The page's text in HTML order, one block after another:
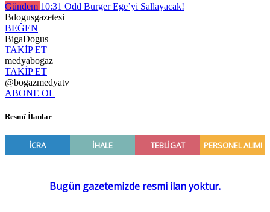
Gündem 10:31 Odd Burger Ege’yi Sallayacak!
Bdogusgazetesi
BEĞEN
BigaDogus
TAKİP ET
medyabogaz
TAKİP ET
@bogazmedyatv
ABONE OL
Resmî İlanlar